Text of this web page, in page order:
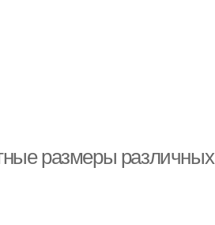
размеры различных